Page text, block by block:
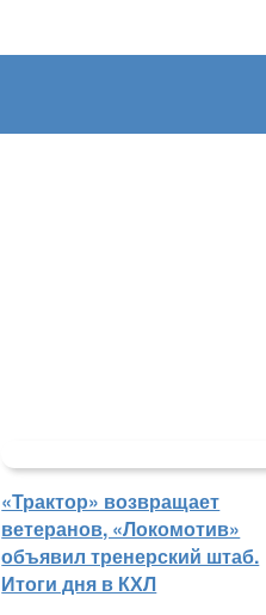
«Трактор» возвращает
ветеранов, «Локомотив»
объявил тренерский штаб.
Итоги дня в КХЛ